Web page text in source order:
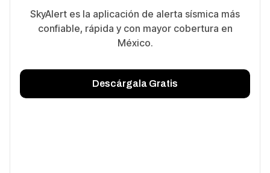
SkyAlert es la aplicación de alerta sísmica más
confiable, rápida y con mayor cobertura en
México.
Descárgala Gratis